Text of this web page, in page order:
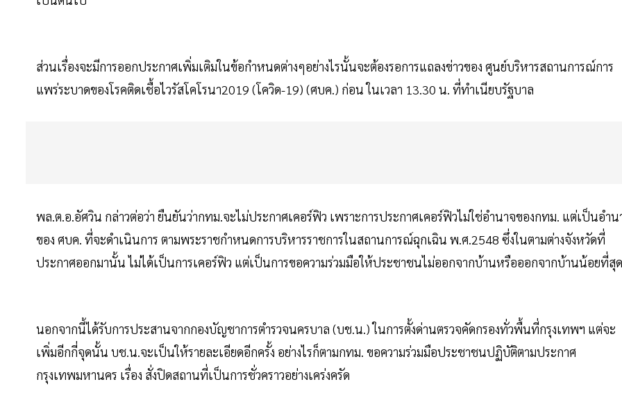
ส่วนเรื่องจะมีการออกประกาศเพิ่มเติมในข้อกำหนดต่างๆอย่างไรนั้นจะต้องรอการแถลงข่าวของ ศูนย์บริหารสถานการณ์การ
แพร่ระบาดของโรคติดเชื้อไวรัสโคโรนา2019 (โควิด-19) (ศบค.) ก่อน ในเวลา 13.30 น. ที่ทำเนียบรัฐบาล
พล.ต.อ.อัศวิน กล่าวต่อว่า ยืนยันว่ากทม.จะไม่ประกาศเคอร์ฟิว เพราะการประกาศเคอร์ฟิวไม่ใช่อำนาจของกทม. แต่เป็นอำน
ของ ศบค. ที่จะดำเนินการ ตามพระราชกำหนดการบริหารราชการในสถานการณ์ฉุกเฉิน พ.ศ.2548 ซึ่งในตามต่างจังหวัดที่
ประกาศออกมานั้น ไม่ได้เป็นการเคอร์ฟิว แต่เป็นการขอความร่วมมือให้ประชาชนไม่ออกจากบ้านหรือออกจากบ้านน้อยที่สุด
นอกจากนี้ได้รับการประสานจากกองบัญชาการตำรวจนครบาล (บช.น.) ในการตั้งด่านตรวจคัดกรองทั่วพื้นที่กรุงเทพฯ แต่จะ
เพิ่มอีกกี่จุดนั้น บช.น.จะเป็นให้รายละเอียดอีกครั้ง อย่างไรก็ตามกทม. ขอความร่วมมือประชาชนปฏิบัติตามประกาศ
กรุงเทพมหานคร เรื่อง สั่งปิดสถานที่เป็นการชั่วคราวอย่างเคร่งครัด